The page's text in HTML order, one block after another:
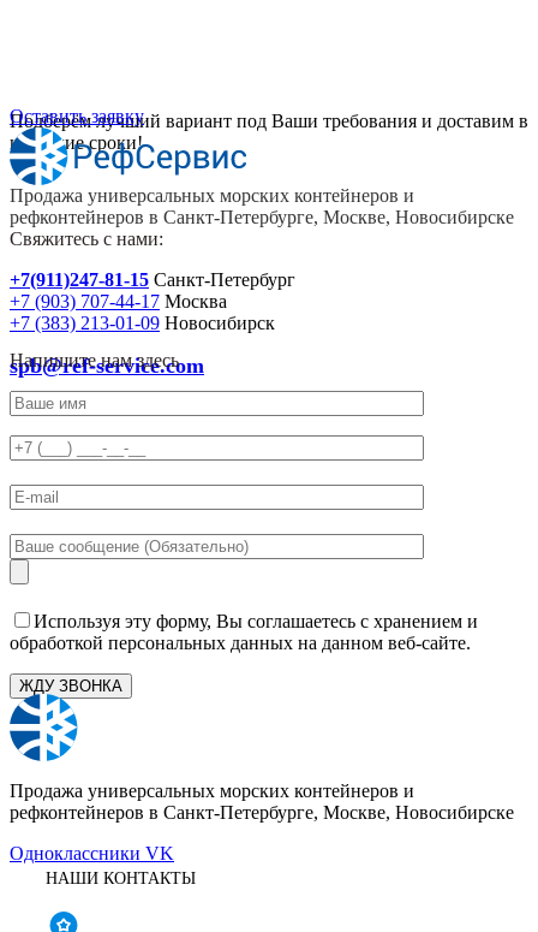
Подберём лучший вариант под Ваши требования и доставим в
короткие сроки!
Оставить заявку
Продажа универсальных морских контейнеров и
рефконтейнеров в Санкт-Петербурге, Москве, Новосибирске
Свяжитесь с нами:
+7(911)247-81-15 Санкт-Петербург
+7 (903) 707-44-17 Москва
+7 (383) 213-01-09 Новосибирск
spb@ref-service.com
Напишите нам здесь
Используя эту форму, Вы соглашаетесь с хранением и
обработкой персональных данных на данном веб-сайте.
Продажа универсальных морских контейнеров и
рефконтейнеров в Санкт-Петербурге, Москве, Новосибирске
Одноклассники VK
НАШИ КОНТАКТЫ